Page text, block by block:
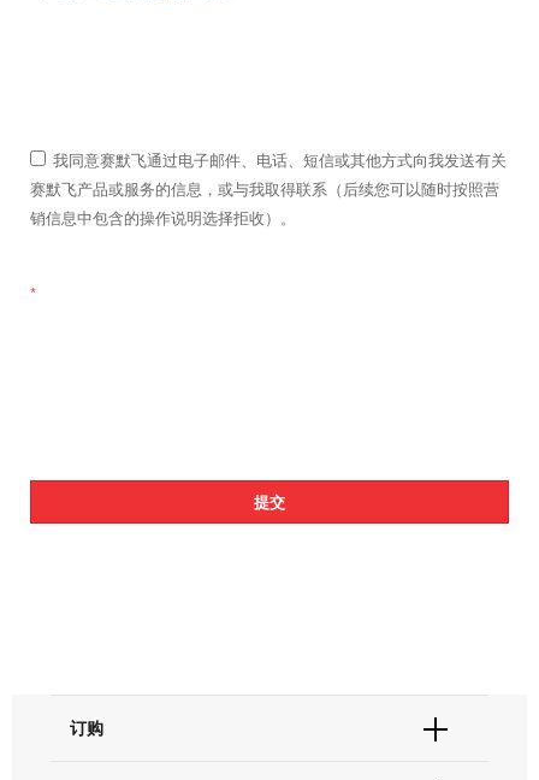
我同意赛默飞通过电子邮件、电话、短信或其他方式向我发送有关
赛默飞产品或服务的信息，或与我取得联系（后续您可以随时按照营
销信息中包含的操作说明选择拒收）。
*
订购